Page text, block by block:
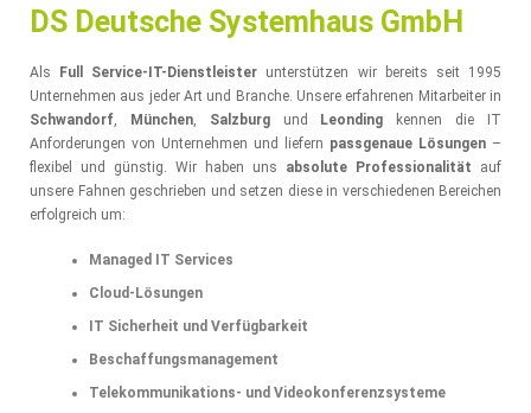
DS Deutsche Systemhaus GmbH
Als Full Service-IT-Dienstleister unterstützen wir bereits seit 1995
Unternehmen aus jeder Art und Branche. Unsere erfahrenen Mitarbeiter in
Schwandorf, München, Salzburgund Leonding kennen die IT
Anforderungen von Unternehmen und liefern passgenaue Lösungen –
flexibel und günstig. Wir haben uns absolute Professionalität auf
unsere Fahnen geschrieben und setzen diese in verschiedenen Bereichen
erfolgreich um:
Managed IT Services
Cloud-Lösungen
IT Sicherheit und Verfügbarkeit
Beschaffungsmanagement
Telekommunikations- und Videokonferenzsysteme